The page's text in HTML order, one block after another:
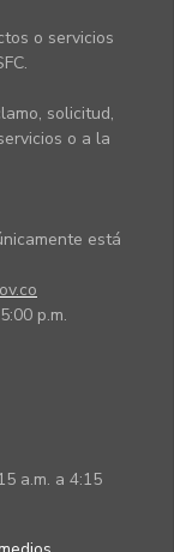
o servicios
solicitud,
o a la
está
p.m.
a.m. a 4:15